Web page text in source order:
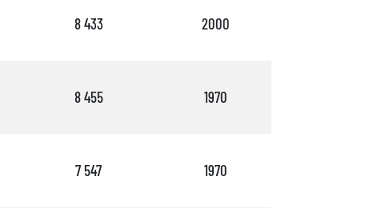
8 433 2000
8 455 1970
7 547 1970